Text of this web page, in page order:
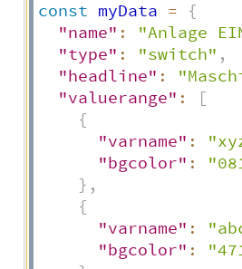
const myData =
{
"name" : "Anlage
"type" : "switch" ,
"headline" :
"valuerange" :
[
{
"varname" :
"bgcolor" :
} ,
{
"varname" :
"bgcolor" :